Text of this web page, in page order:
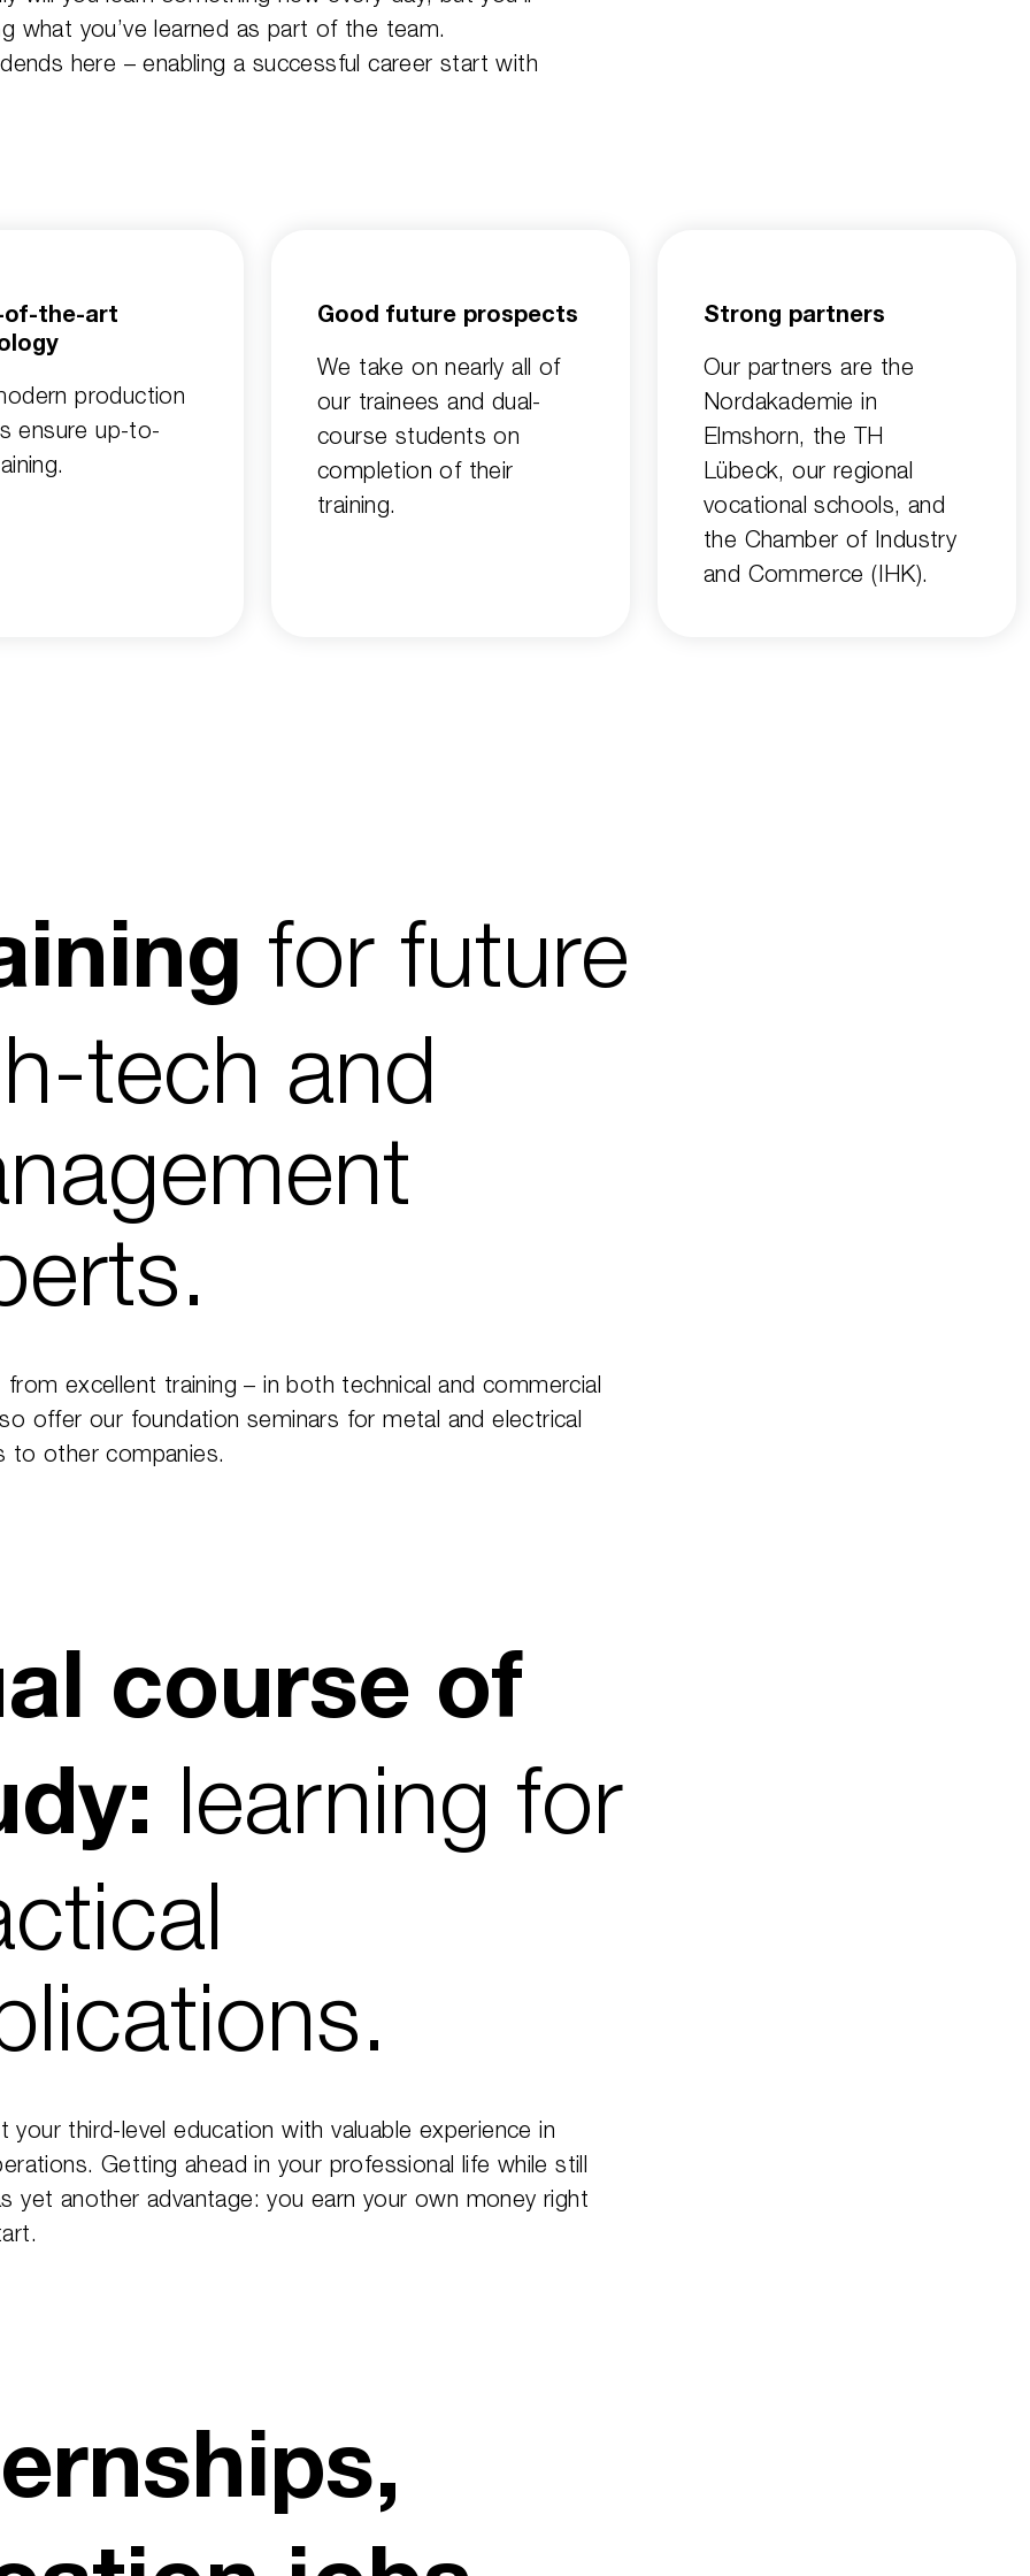
what you’ve learned as part of the team.
here – enabling a successful career start with
the-art
production
ensure up-to-
Good future prospects
We take on nearly all of
our trainees and dual-
course students on
completion of their
training.
Strong partners
Our partners are the
Nordakademie in
Elmshorn, the TH
Lübeck, our regional
vocational schools, and
the Chamber of Industry
and Commerce (IHK).
for future
tech and
from excellent training – in both technical and commercial
offer our foundation seminars for metal and electrical
to other companies.
course of
learning for
your third-level education with valuable experience in
Getting ahead in your professional life while still
yet another advantage: you earn your own money right